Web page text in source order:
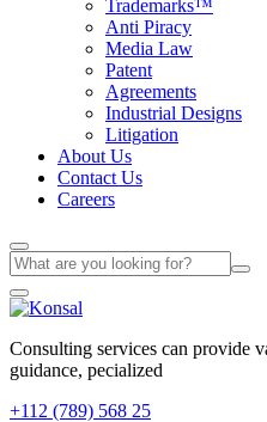
Trademarks™
Anti Piracy
Media Law
Patent
Agreements
Industrial Designs
Litigation
About Us
Contact Us
Careers
Consulting services can provide
guidance, pecialized
+112 (789) 568 25